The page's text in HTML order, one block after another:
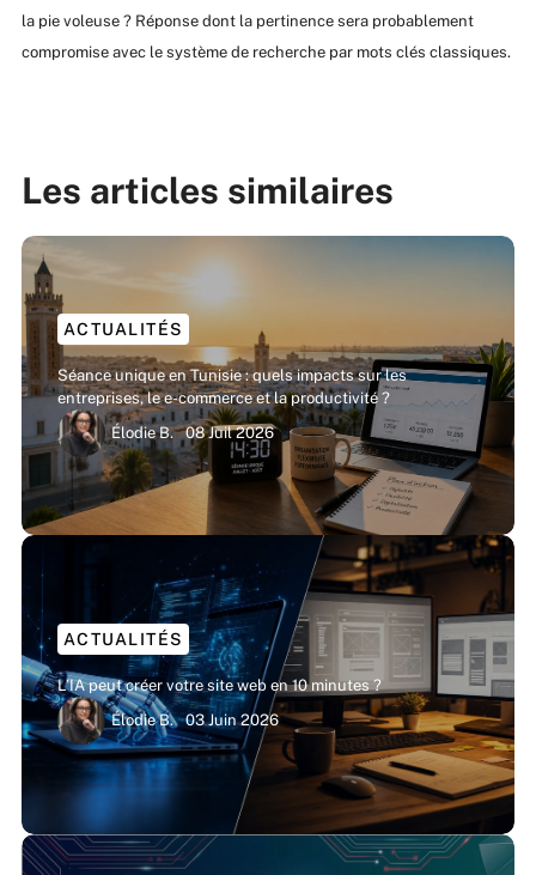
la pie voleuse ? Réponse dont la pertinence sera probablement
compromise avec le système de recherche par mots clés classiques.
Les articles similaires
ACTUALITÉS
Séance unique en Tunisie : quels impacts sur les
entreprises, le e-commerce et la productivité ?
Élodie B.
08 Juil 2026
ACTUALITÉS
L’IA peut créer votre site web en 10 minutes ?
Élodie B.
03 Juin 2026